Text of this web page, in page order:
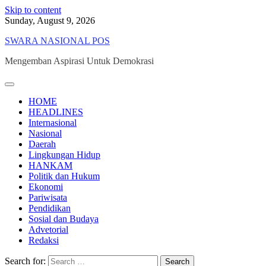
Skip to content
Sunday, August 9, 2026
SWARA NASIONAL POS
Mengemban Aspirasi Untuk Demokrasi
HOME
HEADLINES
Internasional
Nasional
Daerah
Lingkungan Hidup
HANKAM
Politik dan Hukum
Ekonomi
Pariwisata
Pendidikan
Sosial dan Budaya
Advetorial
Redaksi
Search for: